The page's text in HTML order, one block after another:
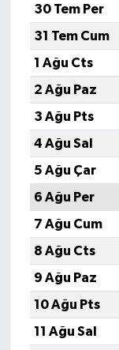
30 Tem Per
31 Tem Cum
1 Ağu Cts
2 Ağu Paz
3 Ağu Pts
4 Ağu Sal
5 Ağu Çar
6 Ağu Per
7 Ağu Cum
8 Ağu Cts
9 Ağu Paz
10 Ağu Pts
11 Ağu Sal